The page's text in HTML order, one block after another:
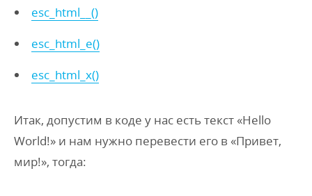
esc_html__()
esc_html_e()
esc_html_x()
Итак, допустим в коде у нас есть текст «Hello
World!» и нам нужно перевести его в «Привет,
мир!», тогда: